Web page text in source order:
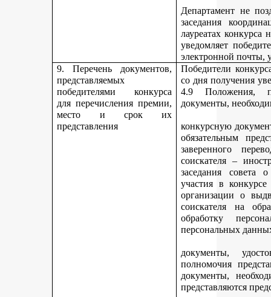
Департамент не
заседания
лауреатах
уведомляет
электронной почты,
9. Перечень документов,
представляемых
победителями конкурса
для перечисления премии,
место и срок их
представления
Победители
со дня получения
4.9 Положения,
документы,
конкурсную
обязательным
заверенного
соискателя –
заседания совета
участия в
организации о
соискателя на
обработку
персональных
документы,
полномочия
документы,
представляются